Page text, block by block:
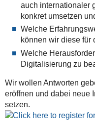
auch internationaler
konkret umsetzen
Welche
können wir diese für
Welche
Digitalisierung zu
Wir wollen Antworten
eröffnen und dabei neue
setzen.